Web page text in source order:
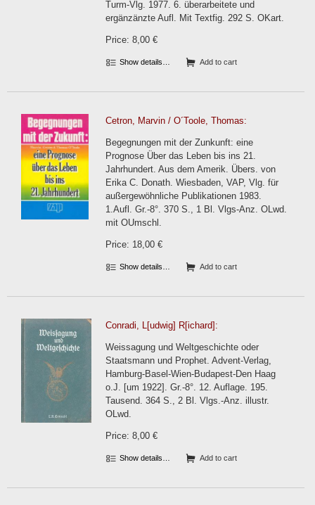
Turm-Vlg. 1977. 6. überarbeitete und
ergänzänzte Aufl. Mit Textfig. 292 S. OKart.
Price: 8,00 €
Show details… Add to cart
Cetron, Marvin / O´Toole, Thomas:
Begegnungen mit der Zunkunft: eine
Prognose Über das Leben bis ins 21.
Jahrhundert. Aus dem Amerik. Übers. von
Erika C. Donath. Wiesbaden, VAP, Vlg. für
außergewöhnliche Publikationen 1983.
1.Aufl. Gr.-8°. 370 S., 1 Bl. Vlgs-Anz. OLwd.
mit OUmschl.
Price: 18,00 €
Show details… Add to cart
Conradi, L[udwig] R[ichard]:
Weissagung und Weltgeschichte oder
Staatsmann und Prophet. Advent-Verlag,
Hamburg-Basel-Wien-Budapest-Den Haag
o.J. [um 1922]. Gr.-8°. 12. Auflage. 195.
Tausend. 364 S., 2 Bl. Vlgs.-Anz. illustr.
OLwd.
Price: 8,00 €
Show details… Add to cart